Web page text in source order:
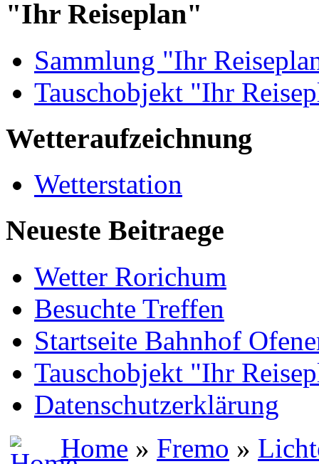
"Ihr Reiseplan"
Sammlung "Ihr
Tauschobjekt "Ihr
Wetteraufzeichnung
Wetterstation
Neueste Beitraege
Wetter Rorichum
Besuchte Treffen
Startseite Bahnhof
Tauschobjekt "Ihr
Datenschutzerklärung
Home » Fremo »